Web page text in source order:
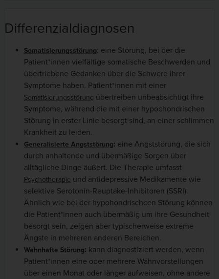
Differenzialdiagnosen
Somatisierungsstörung: eine Störung, bei der die
Patient*innen vielfältige somatische Beschwerden und
übertriebene Gedanken über die Schwere ihrer
Symptome haben. Patient*innen mit einer
Somatisierungsstörung übertreiben unbeabsichtigt ihre
Symptome, während die mit einer hypochondrischen
Störung in erster Linie besorgt sind, an einer schlimmen
Krankheit zu leiden.
Generalisierte Angststörung: eine Angststörung, die sich
durch anhaltende und übermäßige Sorgen über
alltägliche Dinge äußert. Die Therapie umfasst
Psychotherapie und antidepressive Medikamente wie
selektive Serotonin-Reuptake-Inhibitoren (SSRI).
Ähnlich wie bei der hypohondrischcen Störung können
die Patient*innen auch übermäßig um ihre Gesundheit
besorgt sein, zeigen aber typischerweise extreme
Ängste in mehreren anderen Bereichen.
Wahnhafte Störung: kann diagnostiziert werden, wenn
Patient*innen eine oder mehrere Wahnvorstellungen
über einen Monat oder länger aufweisen, ohne andere